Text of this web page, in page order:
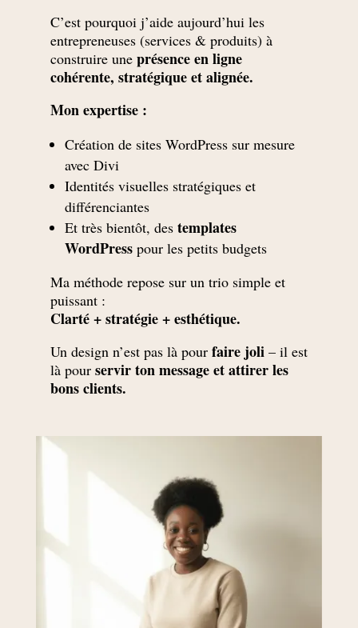
C’est pourquoi j’aide aujourd’hui les
entrepreneuses (services & produits) à
construire une présence en ligne
cohérente, stratégique et alignée.
Mon expertise :
Création de sites WordPress sur mesure
avec Divi
Identités visuelles stratégiques et
différenciantes
Et très bientôt, des templates
WordPresspour les petits budgets
Ma méthode repose sur un trio simple et
puissant :
Clarté + stratégie + esthétique.
Un design n’est pas là pour faire joli– il est
là pour servir ton message et attirer les
bons clients.